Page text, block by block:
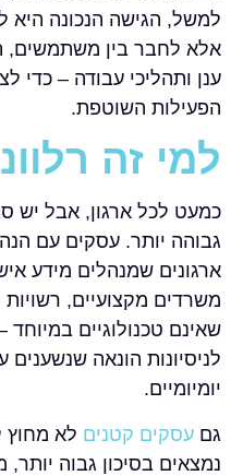
למשל, הגישה הנכונה היא
אלא לחבר בין משתמשים,
ענן ותהליכי עבודה – כדי
הפעילות השוטפת.
למי זה
כמעט לכל ארגון, אבל יש
גבוהה יותר. עסקים עם
ארגונים שמנהלים מידע
משרדים מקצועיים, רשויות
שאינם טכנולוגיים במיוחד
לניסיונות הונאה שנשענים
יומיומיים.
גם עסקים קטנים לא מחוץ
נמצאים בסיכון גבוה